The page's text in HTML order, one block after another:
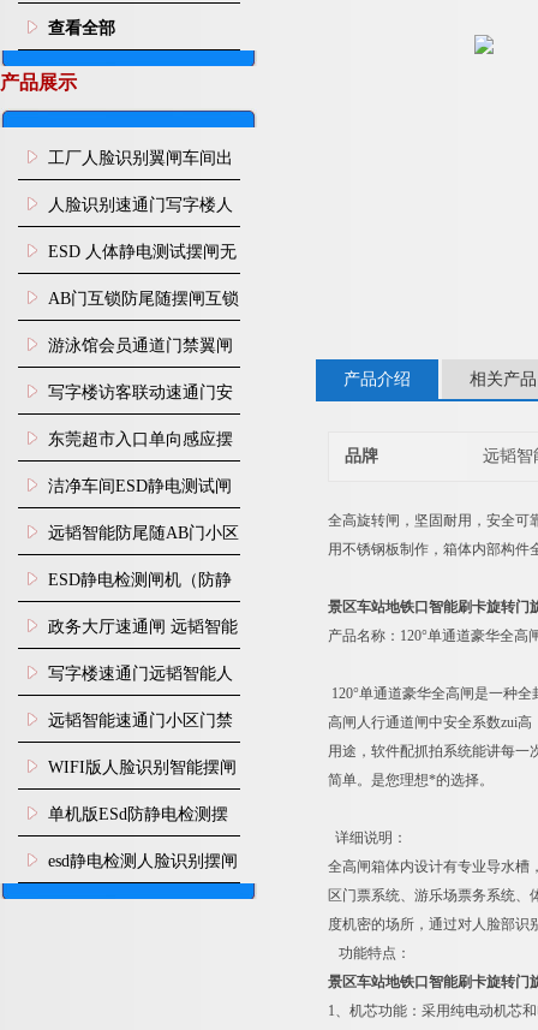
查看全部
产品展示
工厂人脸识别翼闸车间出
入口人行通道门禁
人脸识别速通门写字楼人
行通道闸门禁设备
ESD 人体静电测试摆闸无
尘车间防静电闸机
AB门互锁防尾随摆闸互锁
闸机
游泳馆会员通道门禁翼闸
写字楼访客联动速通门安
装
东莞超市入口单向感应摆
闸安装
洁净车间ESD静电测试闸
机
远韬智能防尾随AB门小区
门禁闸机安装
​ESD静电检测闸机（防静
电门禁通道系统）
政务大厅速通闸 远韬智能
防尾随静音速通门
写字楼速通门远韬智能人
脸识别快速通道闸
远韬智能速通门小区门禁
闸机食堂消费摆闸
WIFI版人脸识别智能摆闸
机
单机版ESd防静电检测摆
闸机
esd静电检测人脸识别摆闸
安装
产品介绍 相关产品
品牌 远韬智
全高旋转闸，坚固耐用，安全可
用不锈钢板制作，箱体内部构件
景区车站地铁口智能刷卡旋转门
产品名称：120°单通道豪华全高
120°单通道豪华全高闸是一种
高闸人行通道闸中安全系数zui
用途，软件配抓拍系统能讲每
简单。是您理想*的选择。
详细说明：
全高闸箱体内设计有专业导水槽
区门票系统、游乐场票务系统
度机密的场所，通过对人脸部识
功能特点：
景区车站地铁口智能刷卡旋转门
1、机芯功能：采用纯电动机芯